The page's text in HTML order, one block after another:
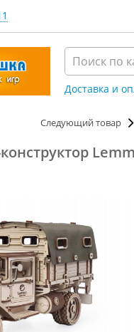
Доставка и
Следующий товар